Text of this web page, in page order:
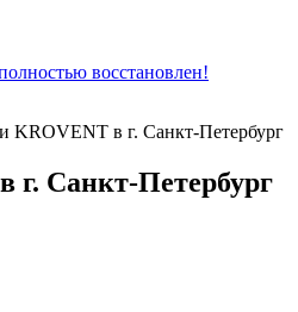
восстановлен!
KROVENT в г. Санкт-Петербург
г. Санкт-Петербург